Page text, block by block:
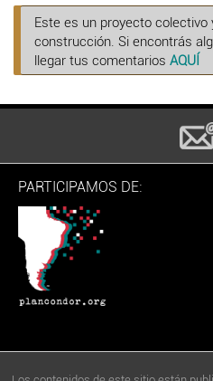
Este es un proyecto colectivo
construcción. Si encontrás
llegar tus comentarios AQUÍ
PARTICIPAMOS DE: